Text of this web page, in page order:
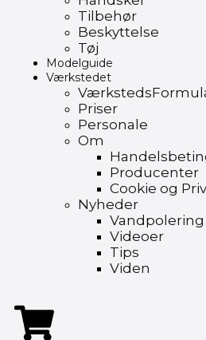
Tilbehør
Beskyttelse
Tøj
Modelguide
Værkstedet
Priser
Personale
Om
Producenter
Cookie og
Nyheder
Vandpolering
Videoer
Tips
Viden